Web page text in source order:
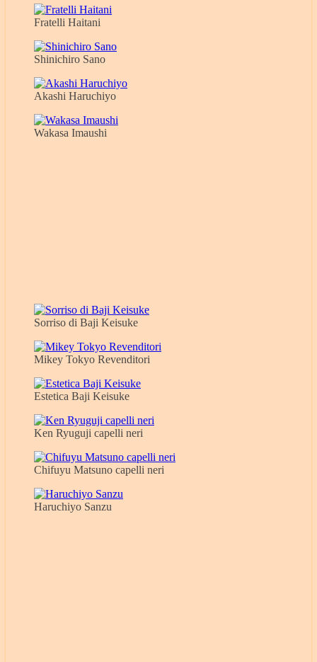
Fratelli Haitani
Shinichiro Sano
Akashi Haruchiyo
Wakasa Imaushi
Sorriso di Baji Keisuke
Mikey Tokyo Revenditori
Estetica Baji Keisuke
Ken Ryuguji capelli neri
Chifuyu Matsuno capelli neri
Haruchiyo Sanzu